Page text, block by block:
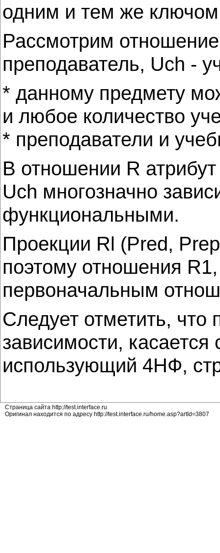
одним и тем же
Рассмотрим
преподаватель, Uch -
* данному предмету
и любое количество
* преподаватели и
В отношении R
Uch многозначно
функциональными.
Проекции Rl (Pred,
поэтому отношения
первоначальным
Следует отметить,
зависимости,
использующий 4НФ,
Страница сайта http://test.interface.ru
Оригинал находится по адресу http://test.interface.ru/home.asp?artId=3807